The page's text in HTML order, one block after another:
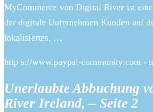
MyCommerce von Digital River ist
der digitale Unternehmen Kunden auf
lokalisiertes, …
http s://www.paypal-community.com ›
Unerlaubte Abbuchung
River Ireland, – Seite 2